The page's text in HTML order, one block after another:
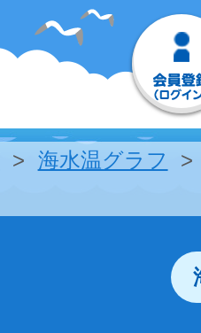
海水温グラフ